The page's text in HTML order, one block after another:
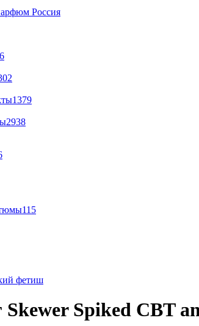
1379
2938
115
фетиш
Spiked CBT